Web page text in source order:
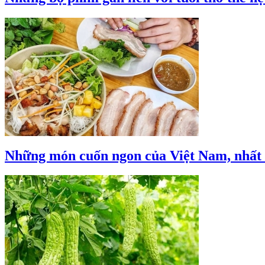
Những món cuốn ngon của Việt Nam,